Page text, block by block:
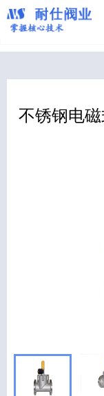
活塞式先导型电磁
不锈钢电